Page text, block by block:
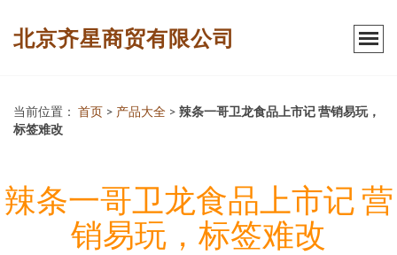
北京齐星商贸有限公司
当前位置： 首页 > 产品大全 > 辣条一哥卫龙食品上市记 营销易玩，
标签难改
辣条一哥卫龙食品上市记 营
销易玩，标签难改